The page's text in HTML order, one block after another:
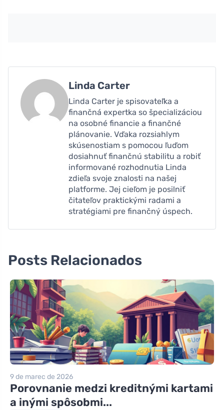
Linda Carter
Linda Carter je spisovateľka a
finančná expertka so špecializáciou
na osobné financie a finančné
plánovanie. Vďaka rozsiahlym
skúsenostiam s pomocou ľuďom
dosiahnuť finančnú stabilitu a robiť
informované rozhodnutia Linda
zdieľa svoje znalosti na našej
platforme. Jej cieľom je posilniť
čitateľov praktickými radami a
stratégiami pre finančný úspech.
Posts Relacionados
9 de marec de 2026
Porovnanie medzi kreditnými kartami
a inými spôsobmi...